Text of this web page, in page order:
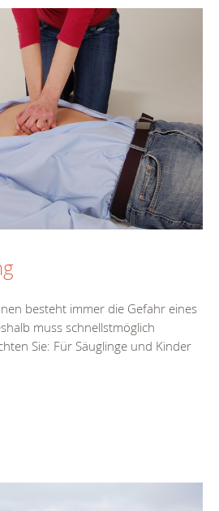
besteht immer die Gefahr eines
muss schnellstmöglich
Sie: Für Säuglinge und Kinder